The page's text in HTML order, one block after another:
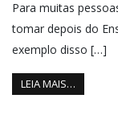
Para muitas
tomar depois do
exemplo disso […]
LEIA MAIS…